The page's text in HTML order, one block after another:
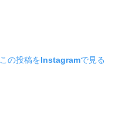
この投稿をInstagramで見る